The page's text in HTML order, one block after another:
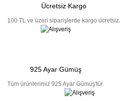
Ücretsiz Kargo
100 TL ve üzeri siparişlerde kargo ücretsiz.
925 Ayar Gümüş
Tüm ürünlerimiz 925 Ayar Gümüş'tür.